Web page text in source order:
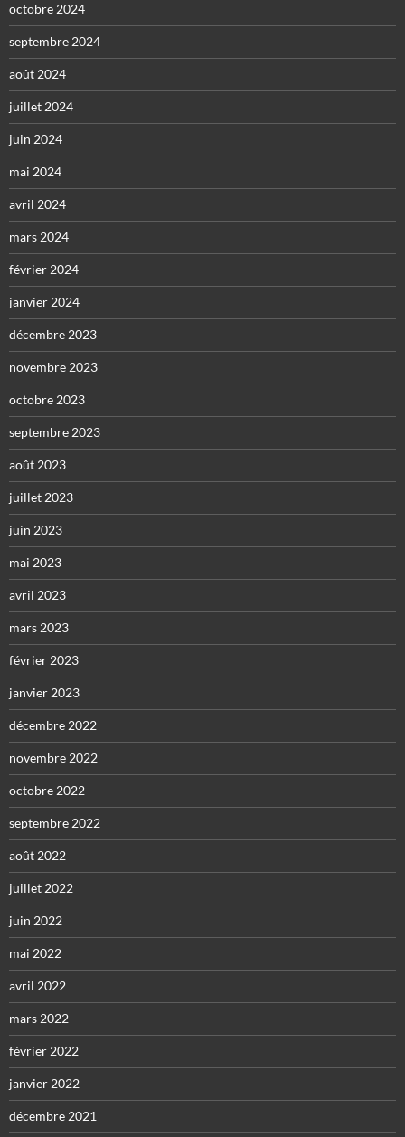
octobre 2024
septembre 2024
août 2024
juillet 2024
juin 2024
mai 2024
avril 2024
mars 2024
février 2024
janvier 2024
décembre 2023
novembre 2023
octobre 2023
septembre 2023
août 2023
juillet 2023
juin 2023
mai 2023
avril 2023
mars 2023
février 2023
janvier 2023
décembre 2022
novembre 2022
octobre 2022
septembre 2022
août 2022
juillet 2022
juin 2022
mai 2022
avril 2022
mars 2022
février 2022
janvier 2022
décembre 2021